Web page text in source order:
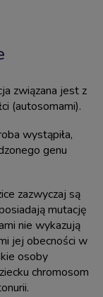
związana jest z
(autosomami).
wystąpiła,
genu
zazwyczaj są
mutację
nie wykazują
jej obecności w
osoby
chromosom